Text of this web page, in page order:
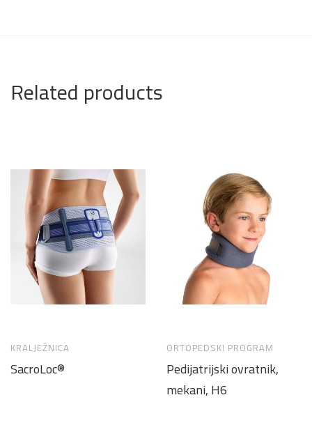
Related products
KRALJEŽNICA
SacroLoc®
ORTOPEDSKI PROGRAM
Pedijatrijski ovratnik,
mekani, H6